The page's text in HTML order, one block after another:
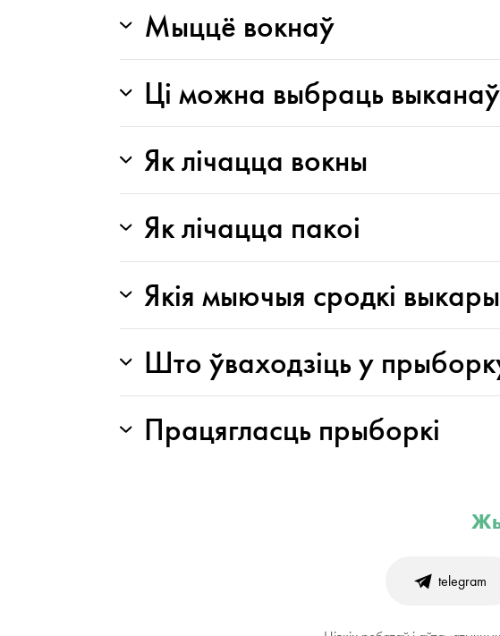
Мыццё вокнаў
Ці можна выбраць
Як лічацца вокны
Як лічацца пакоі
Якія мыючыя сродкі
Што ўваходзіць у
Працягласць прыборкі
telegram